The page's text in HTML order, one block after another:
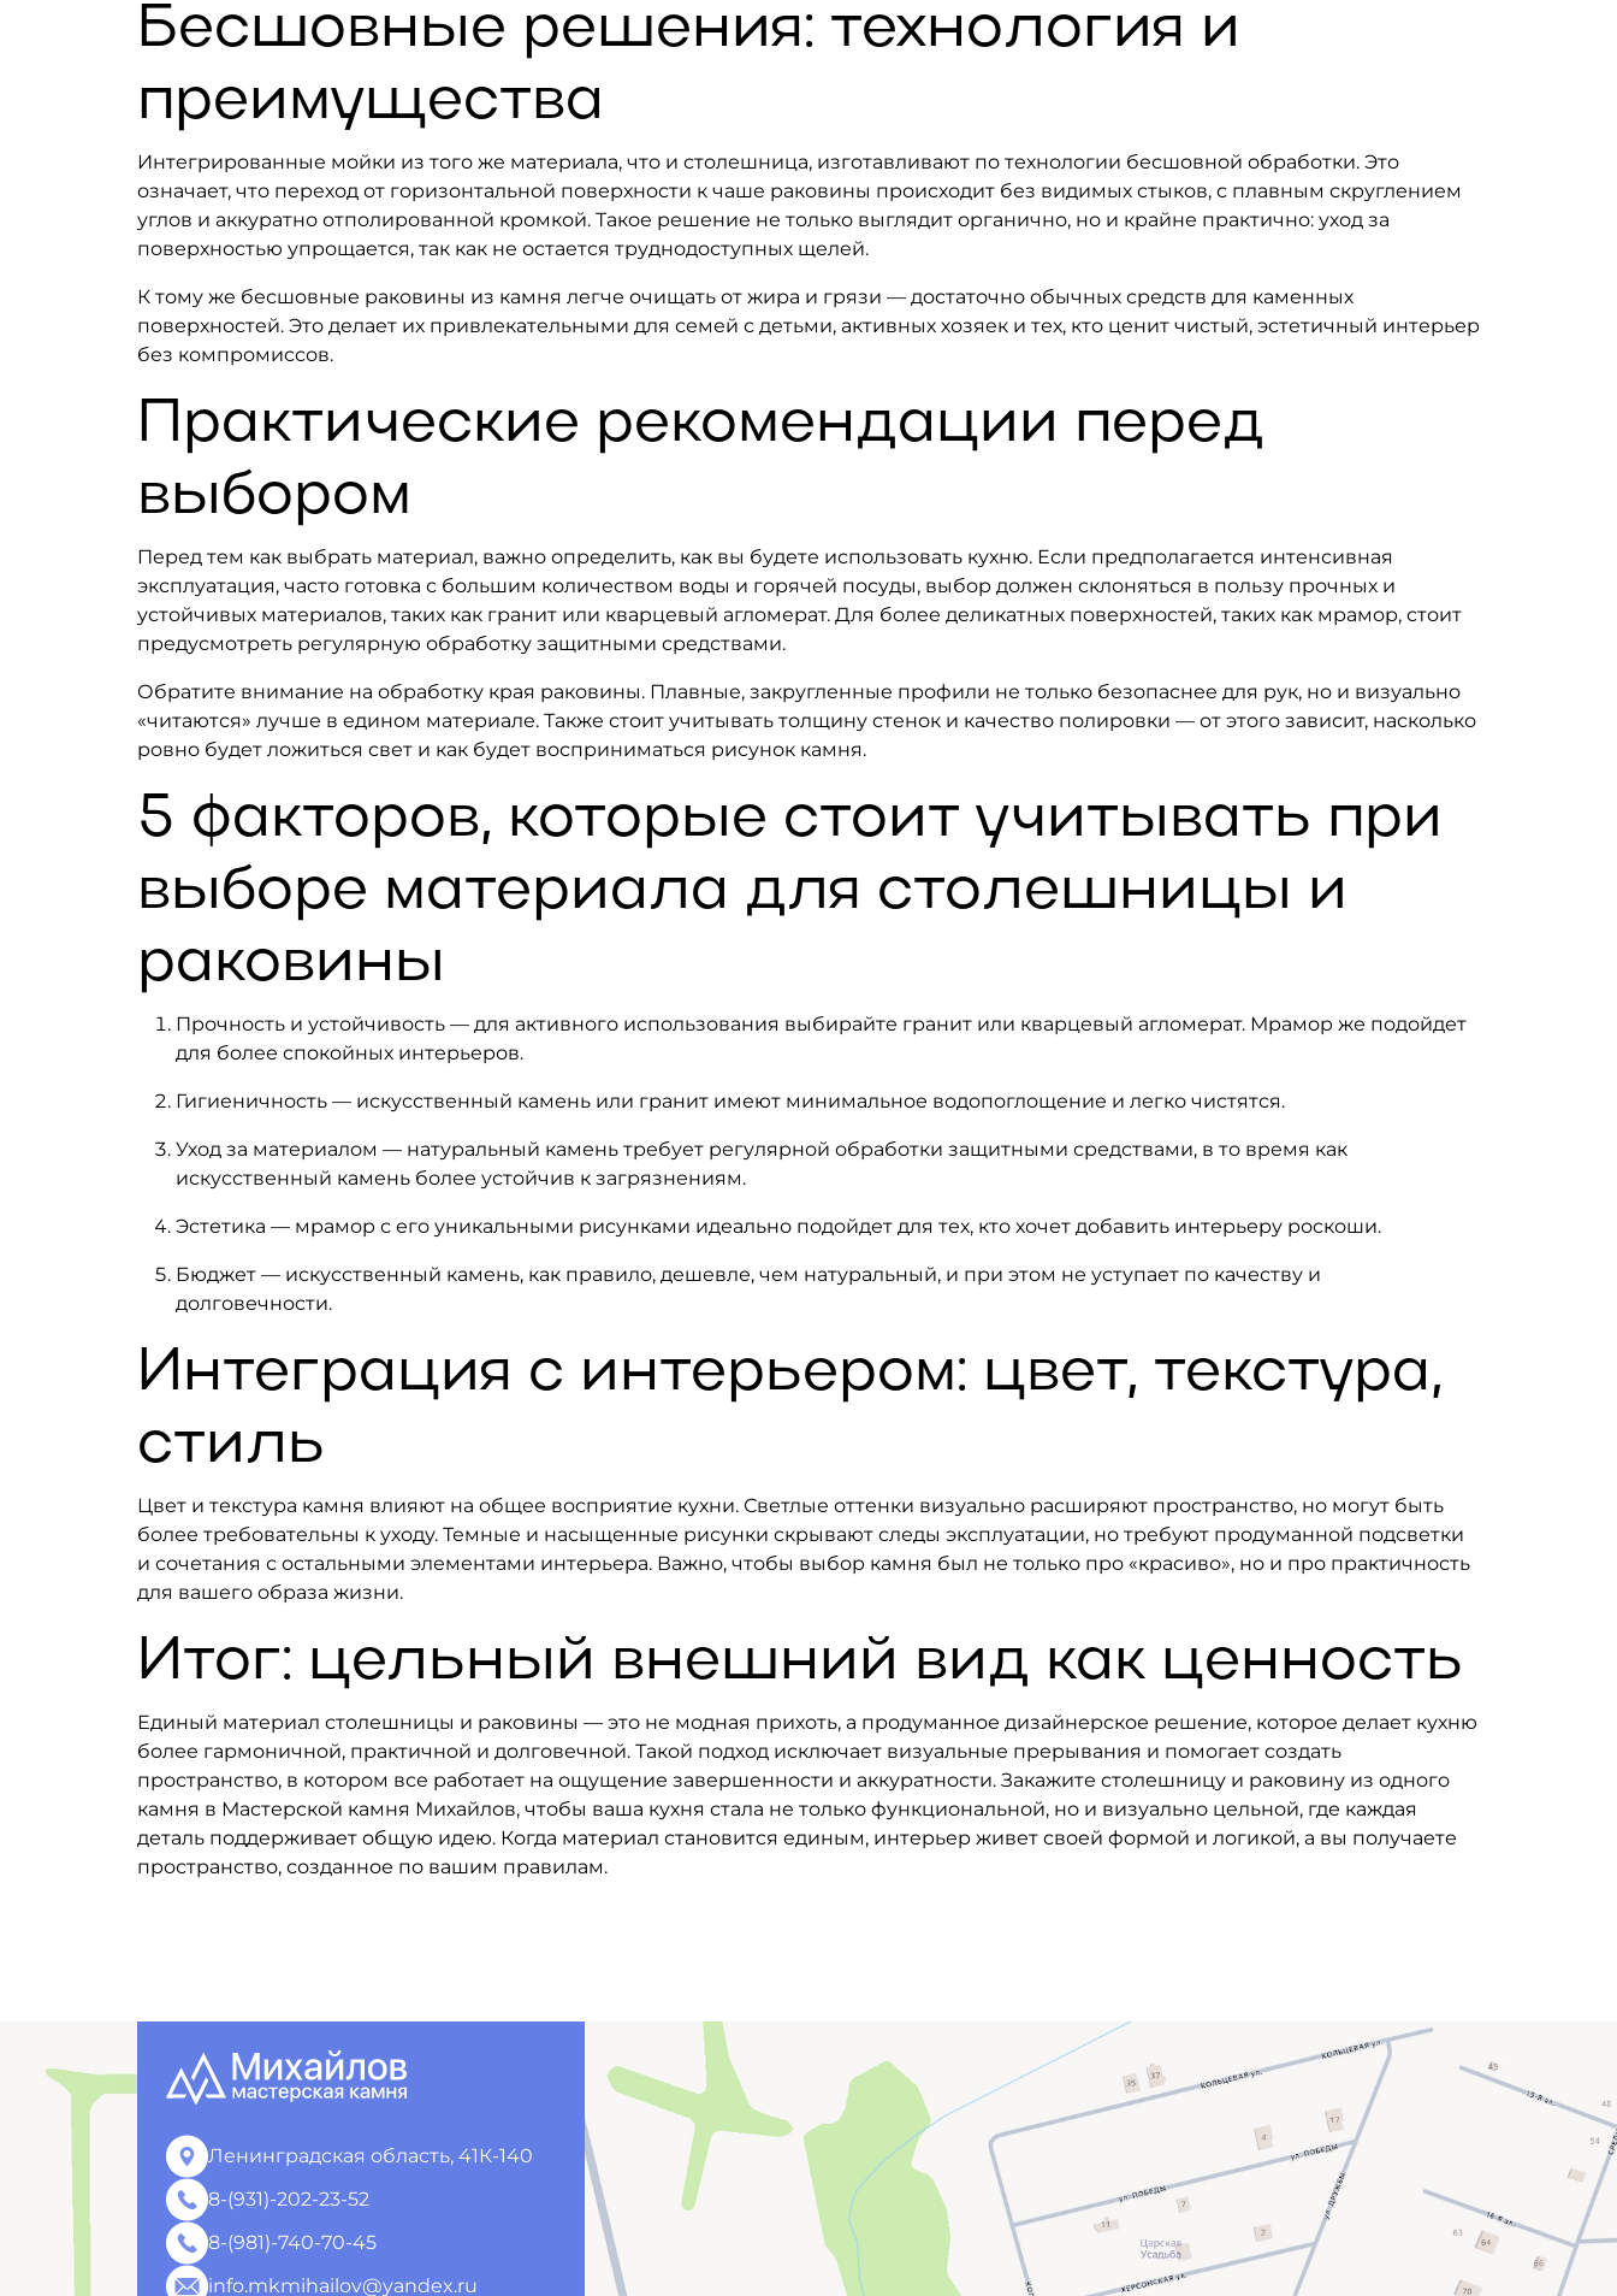
Бесшовные решения: технология и
преимущества
Интегрированные мойки из того же материала, что и столешница, изготавливают по технологии бесшовной обработки. Это
означает, что переход от горизонтальной поверхности к чаше раковины происходит без видимых стыков, с плавным скруглением
углов и аккуратно отполированной кромкой. Такое решение не только выглядит органично, но и крайне практично: уход за
поверхностью упрощается, так как не остается труднодоступных щелей.
К тому же бесшовные раковины из камня легче очищать от жира и грязи — достаточно обычных средств для каменных
поверхностей. Это делает их привлекательными для семей с детьми, активных хозяек и тех, кто ценит чистый, эстетичный интерьер
без компромиссов.
Практические рекомендации перед
выбором
Перед тем как выбрать материал, важно определить, как вы будете использовать кухню. Если предполагается интенсивная
эксплуатация, часто готовка с большим количеством воды и горячей посуды, выбор должен склоняться в пользу прочных и
устойчивых материалов, таких как гранит или кварцевый агломерат. Для более деликатных поверхностей, таких как мрамор, стоит
предусмотреть регулярную обработку защитными средствами.
Обратите внимание на обработку края раковины. Плавные, закругленные профили не только безопаснее для рук, но и визуально
«читаются» лучше в едином материале. Также стоит учитывать толщину стенок и качество полировки — от этого зависит, насколько
ровно будет ложиться свет и как будет восприниматься рисунок камня.
5 факторов, которые стоит учитывать при
выборе материала для столешницы и
раковины
Прочность и устойчивость — для активного использования выбирайте гранит или кварцевый агломерат. Мрамор же подойдет
для более спокойных интерьеров.
Гигиеничность — искусственный камень или гранит имеют минимальное водопоглощение и легко чистятся.
Уход за материалом — натуральный камень требует регулярной обработки защитными средствами, в то время как
искусственный камень более устойчив к загрязнениям.
Эстетика — мрамор с его уникальными рисунками идеально подойдет для тех, кто хочет добавить интерьеру роскоши.
Бюджет — искусственный камень, как правило, дешевле, чем натуральный, и при этом не уступает по качеству и
долговечности.
Интеграция с интерьером: цвет, текстура,
стиль
Цвет и текстура камня влияют на общее восприятие кухни. Светлые оттенки визуально расширяют пространство, но могут быть
более требовательны к уходу. Темные и насыщенные рисунки скрывают следы эксплуатации, но требуют продуманной подсветки
и сочетания с остальными элементами интерьера. Важно, чтобы выбор камня был не только про «красиво», но и про практичность
для вашего образа жизни.
Итог: цельный внешний вид как ценность
Единый материал столешницы и раковины — это не модная прихоть, а продуманное дизайнерское решение, которое делает кухню
более гармоничной, практичной и долговечной. Такой подход исключает визуальные прерывания и помогает создать
пространство, в котором все работает на ощущение завершенности и аккуратности. Закажите столешницу и раковину из одного
камня в Мастерской камня Михайлов, чтобы ваша кухня стала не только функциональной, но и визуально цельной, где каждая
деталь поддерживает общую идею. Когда материал становится единым, интерьер живет своей формой и логикой, а вы получаете
пространство, созданное по вашим правилам.
Ленинградская область, 41К-140
8-(931)-202-23-52
8-(981)-740-70-45
info.mkmihailov@yandex.ru